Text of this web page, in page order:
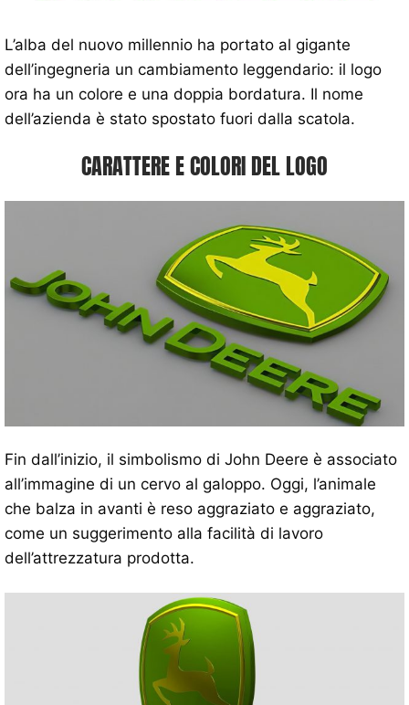
L’alba del nuovo millennio ha portato al gigante
dell’ingegneria un cambiamento leggendario: il logo
ora ha un colore e una doppia bordatura. Il nome
dell’azienda è stato spostato fuori dalla scatola.
CARATTERE E COLORI DEL LOGO
Fin dall’inizio, il simbolismo di John Deere è associato
all’immagine di un cervo al galoppo. Oggi, l’animale
che balza in avanti è reso aggraziato e aggraziato,
come un suggerimento alla facilità di lavoro
dell’attrezzatura prodotta.